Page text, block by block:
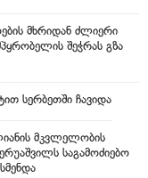
მხრიდან ძლიერი
შეჭრას გზა
სერბეთში ჩავიდა
მკვლელობის
საგამოძიებო